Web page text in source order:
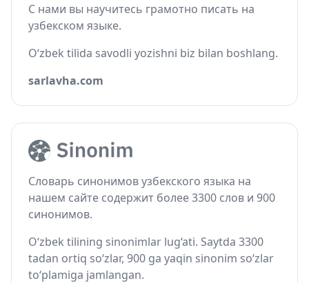
С нами вы научитесь грамотно писать на
узбекском языке.
O‘zbek tilida savodli yozishni biz bilan boshlang.
sarlavha.com
Словарь синонимов узбекского языка на
нашем сайте содержит более 3300 слов и 900
синонимов.
O‘zbek tilining sinonimlar lug‘ati. Saytda 3300
tadan ortiq so‘zlar, 900 ga yaqin sinonim so‘zlar
to‘plamiga jamlangan.